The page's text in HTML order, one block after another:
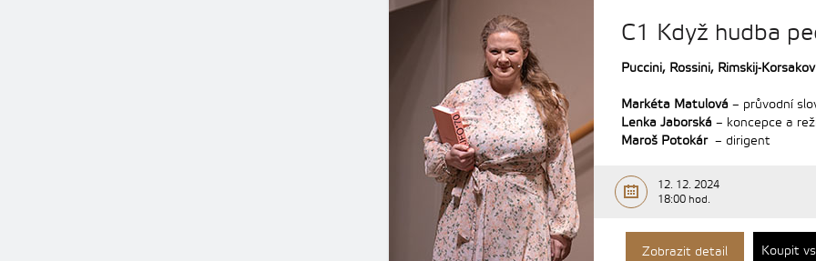
C1 Když hudba
Puccini, Rossini, Rimskij-Korsakov
Markéta Matulová – průvodní
Lenka Jaborská – koncepce a
Maroš Potokár– dirigent
12. 12. 2024
18:00 hod.
Zobrazit detail Koupit